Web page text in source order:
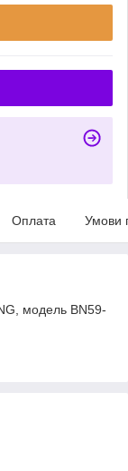
Оплата Умови
модель BN59-